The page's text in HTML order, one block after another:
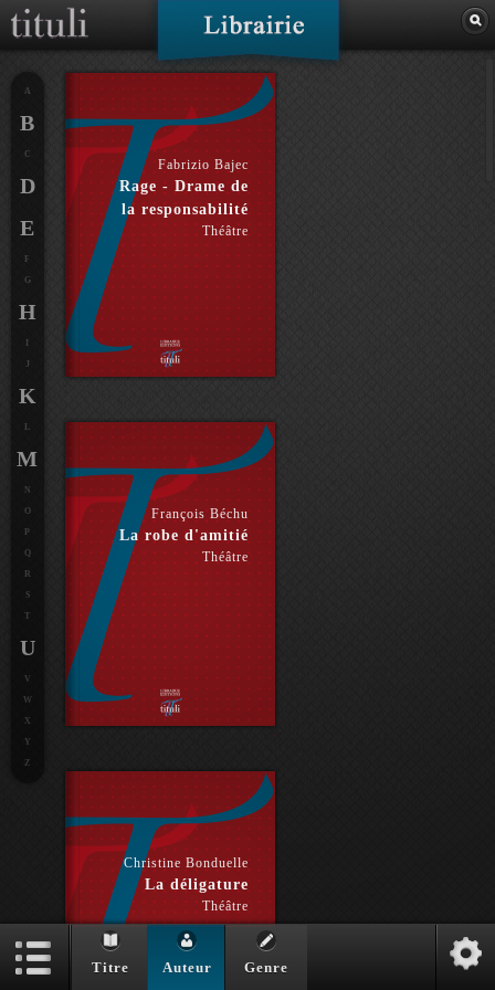
Fabrizio Bajec
Rage - Drame de
la responsabilité
Théâtre
François Béchu
La robe d'amitié
Théâtre
Christine Bonduelle
La déligature
Théâtre
A
B
C
D
E
F
G
H
J
K
L
M
N
O
P
Q
R
S
T
U
V
W
X
Y
Z
Titre Auteur Genre